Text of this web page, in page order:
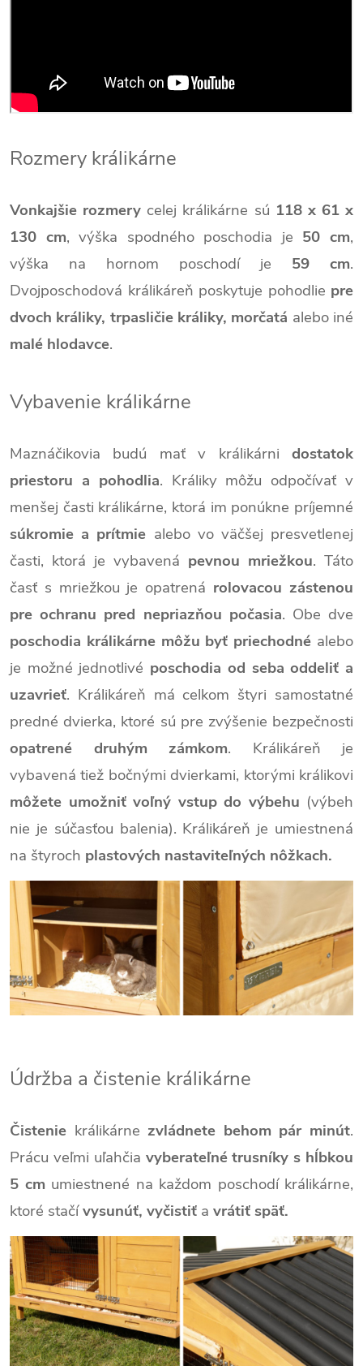
Rozmery králikárne
Vonkajšie rozmery celej králikárne sú 118 x 61 x
130 cm, výška spodného poschodia je 50 cm,
výška na hornom poschodí je 59 cm.
Dvojposchodová králikáreň poskytuje pohodlie pre
dvoch králiky, trpasličie králiky, morčatá alebo iné
malé hlodavce.
Vybavenie králikárne
Maznáčikovia budú mať v králikárni dostatok
priestoru a pohodlia. Králiky môžu odpočívať v
menšej časti králikárne, ktorá im ponúkne príjemné
súkromie a prítmie alebo vo väčšej presvetlenej
časti, ktorá je vybavená pevnou mriežkou. Táto
časť s mriežkou je opatrená rolovacou zástenou
pre ochranu pred nepriazňou počasia. Obe dve
poschodia králikárne môžu byť priechodné alebo
je možné jednotlivé poschodia od seba oddeliť a
uzavrieť. Králikáreň má celkom štyri samostatné
predné dvierka, ktoré sú pre zvýšenie bezpečnosti
opatrené druhým zámkom. Králikáreň je
vybavená tiež bočnými dvierkami, ktorými králikovi
môžete umožniť voľný vstup do výbehu (výbeh
nie je súčasťou balenia). Králikáreň je umiestnená
na štyroch plastových nastaviteľných nôžkach.
Údržba a čistenie králikárne
Čistenie králikárne zvládnete behom pár minút.
Prácu veľmi uľahčia vyberateľné trusníky s hĺbkou
5 cm umiestnené na každom poschodí králikárne,
ktoré stačívysunúť, vyčistiť a vrátiť späť.